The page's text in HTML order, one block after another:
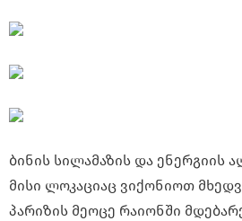
ბინის სილამაზის და ენერგიის
მისი ლოკაციაც ვიქონიოთ
პარიზის მეოცე რაიონში